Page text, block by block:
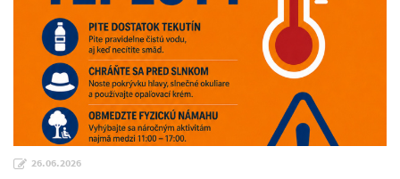
26.06.2026